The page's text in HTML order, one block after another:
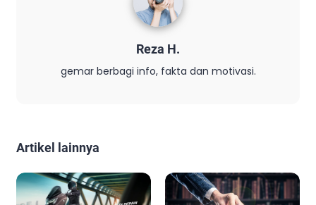
Reza H.
gemar berbagi info, fakta dan motivasi.
Artikel lainnya